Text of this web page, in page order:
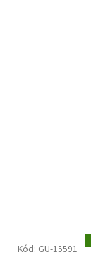
Kód: GU-15591